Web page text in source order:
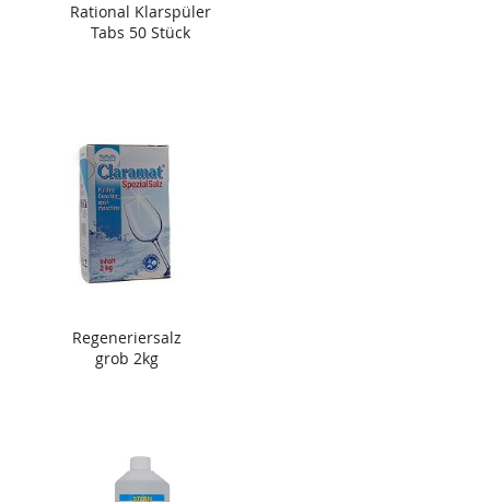
Rational Klarspüler
Tabs 50 Stück
Regeneriersalz
grob 2kg